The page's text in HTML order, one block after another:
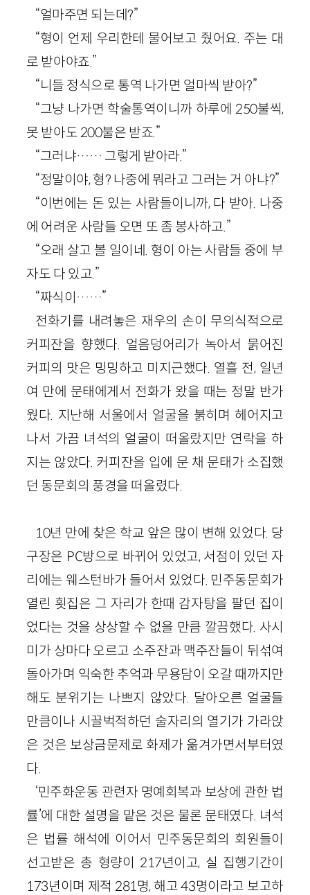
“얼마주면 되는데?”
“형이 언제 우리한테 물어보고 줬어요. 주는 대
로 받아야죠.”
“니들 정식으로 통역 나가면 얼마씩 받아?”
“그냥 나가면 학술통역이니까 하루에 250불씩,
못 받아도 200불은 받죠.”
“그러냐…… 그렇게 받아라.”
“정말이야, 형? 나중에 뭐라고 그러는 거 아냐?”
“이번에는 돈 있는 사람들이니까, 다 받아. 나중
에 어려운 사람들 오면 또 좀 봉사하고.”
“오래 살고 볼 일이네. 형이 아는 사람들 중에 부
자도 다 있고.”
“짜식이……”
전화기를 내려놓은 재우의 손이 무의식적으로
커피잔을 향했다. 얼음덩어리가 녹아서 묽어진
커피의 맛은 밍밍하고 미지근했다. 열흘 전, 일년
여 만에 문태에게서 전화가 왔을 때는 정말 반가
웠다. 지난해 서울에서 얼굴을 붉히며 헤어지고
나서 가끔 녀석의 얼굴이 떠올랐지만 연락을 하
지는 않았다. 커피잔을 입에 문 채 문태가 소집했
던 동문회의 풍경을 떠올렸다.
10년 만에 찾은 학교 앞은 많이 변해 있었다. 당
구장은 PC방으로 바뀌어 있었고, 서점이 있던 자
리에는 웨스턴바가 들어서 있었다. 민주동문회가
열린 횟집은 그 자리가 한때 감자탕을 팔던 집이
었다는 것을 상상할 수 없을 만큼 깔끔했다. 사시
미가 상마다 오르고 소주잔과 맥주잔들이 뒤섞여
돌아가며 익숙한 추억과 무용담이 오갈 때까지만
해도 분위기는 나쁘지 않았다. 달아오른 얼굴들
만큼이나 시끌벅적하던 술자리의 열기가 가라앉
은 것은 보상금문제로 화제가 옮겨가면서부터였
다.
‘민주화운동 관련자 명예회복과 보상에 관한 법
률’에 대한 설명을 맡은 것은 물론 문태였다. 녀석
은 법률 해석에 이어서 민주동문회의 회원들이
선고받은 총 형량이 217년이고, 실 집행기간이
173년이며 제적 281명, 해고 43명이라고 보고하